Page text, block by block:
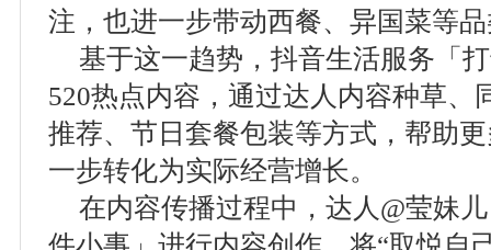
注，也进一步带动西餐、异国菜等
基于这一趋势，抖音生活服务「
520热点内容，通过达人内容种草、
推荐、节日套餐包装等方式，帮助
一步转化为实际经营增长。
在内容传播过程中，达人@莹妹